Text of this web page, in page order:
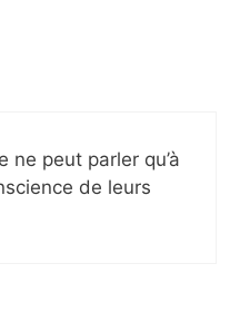
ne peut parler qu’à
de leurs